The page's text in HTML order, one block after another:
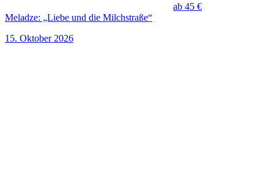
ab 45 €
Meladze: „Liebe und die Milchstraße“
15. Oktober 2026